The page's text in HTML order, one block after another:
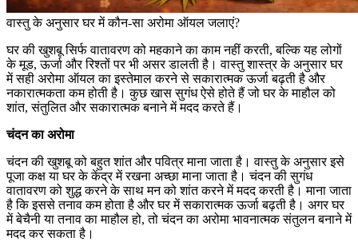
वास्तु के अनुसार घर में कौन-सा अरोमा ऑयल जलाएं?
घर की खुशबू सिर्फ वातावरण को महकाने का काम नहीं करती, बल्कि यह लोगों
के मूड, ऊर्जा और रिश्तों पर भी असर डालती है। वास्तु शास्त्र के अनुसार घर
में सही अरोमा ऑयल का इस्तेमाल करने से सकारात्मक ऊर्जा बढ़ती है और
नकारात्मकता कम होती है। कुछ खास सुगंध ऐसे होते हैं जो घर के माहौल को
शांत, संतुलित और सकारात्मक बनाने में मदद करते हैं।
चंदन का अरोमा
चंदन की खुशबू को बहुत शांत और पवित्र माना जाता है। वास्तु के अनुसार इसे
पूजा कक्ष या घर के केंद्र में रखना अच्छा माना जाता है। चंदन की सुगंध
वातावरण को शुद्ध करने के साथ मन को शांत करने में मदद करती है। माना जाता
है कि इससे तनाव कम होता है और घर में सकारात्मक ऊर्जा बढ़ती है। अगर घर
में बेचैनी या तनाव का माहौल हो, तो चंदन का अरोमा भावनात्मक संतुलन बनाने में
मदद कर सकता है।